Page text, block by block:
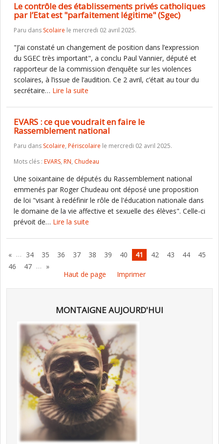
Le contrôle des établissements privés catholiques
par l’Etat est "parfaitement légitime" (Sgec)
Paru dans Scolaire le mercredi 02 avril 2025.
"J’ai constaté un changement de position dans l’expression
du SGEC très important", a conclu Paul Vannier, député et
rapporteur de la commission d’enquête sur les violences
scolaires, à l’issue de l’audition. Ce 2 avril, c’était au tour du
secrétaire… Lire la suite
EVARS : ce que voudrait en faire le
Rassemblement national
Paru dans Scolaire, Périscolaire le mercredi 02 avril 2025.
Mots clés : EVARS, RN, Chudeau
Une soixantaine de députés du Rassemblement national
emmenés par Roger Chudeau ont déposé une proposition
de loi "visant à redéfinir le rôle de l'éducation nationale dans
le domaine de la vie affective et sexuelle des élèves". Celle-ci
prévoit de… Lire la suite
« … 34 35 36 37 38 39 40 41 42 43 44
45
46
47 … »
Haut de page
Imprimer
MONTAIGNE AUJOURD'HUI